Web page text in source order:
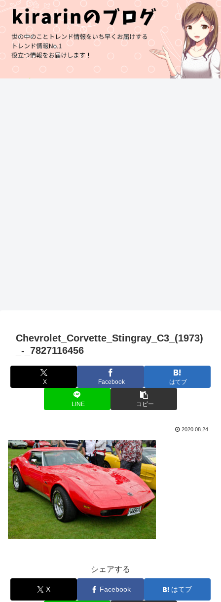
Chevrolet_Corvette_Stingray_C3_(1973)
_-_7827116456
X Facebook はてブ
LINE コピー
2020.08.24
シェアする
X Facebook はてブ